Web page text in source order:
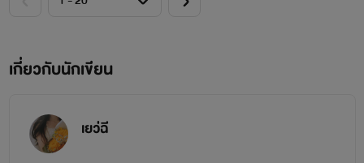
เกี่ยวกับนักเขียน
เยว่ฉี